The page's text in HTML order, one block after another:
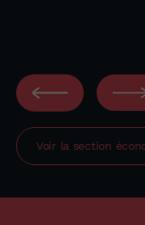
Voir la section